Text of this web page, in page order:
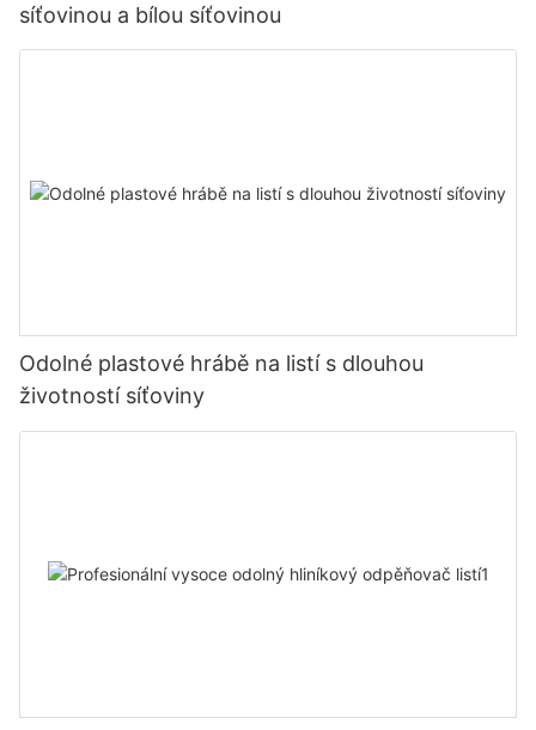
síťovinou a bílou síťovinou
Odolné plastové hrábě na listí s dlouhou
životností síťoviny